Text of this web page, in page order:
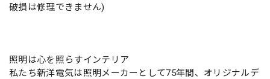
破損は修理できません)
照明は心を照らすインテリア
私たち新洋電気は照明メーカーとして75年間、オリジナルデ